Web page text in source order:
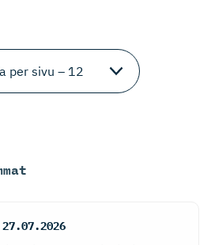
27.07.2026